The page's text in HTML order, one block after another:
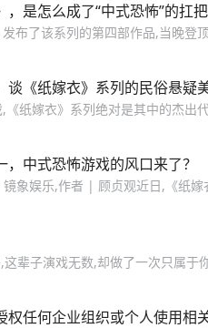
是怎么成了“中式恐怖”的扛
布了该系列的第四部作品,当晚登
谈《纸嫁衣》系列的民俗悬疑
《纸嫁衣》系列绝对是其中的杰出
，中式恐怖游戏的风口来了？
象娱乐,作者 | 顾贞观近日,《纸
辈子演戏无数,却做了一次只属于
权任何企业组织或个人使用相